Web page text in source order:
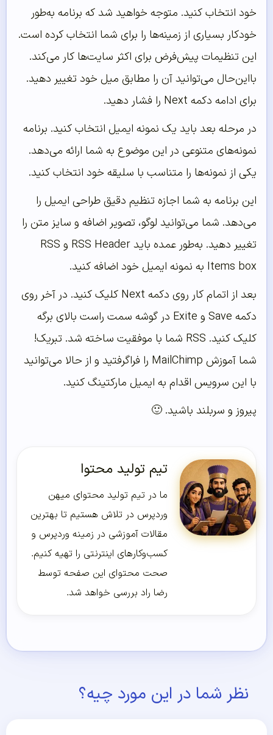
خود انتخاب کنید. متوجه خواهید شد که برنامه به‌طور
خودکار بسیاری از زمینه‌ها را برای شما انتخاب کرده است.
این تنظیمات پیش‌فرض برای اکثر سایت‌ها کار می‌کند.
بااین‌حال می‌توانید آن را مطابق میل خود تغییر دهید.
برای ادامه دکمه Next را فشار دهید.
در مرحله بعد باید یک نمونه ایمیل انتخاب کنید. برنامه
نمونه‌های متنوعی در این موضوع به شما ارائه می‌دهد.
یکی از نمونه‌ها را متناسب با سلیقه خود انتخاب کنید.
این برنامه به شما اجازه تنظیم دقیق طراحی ایمیل را
می‌دهد. شما می‌توانید لوگو، تصویر اضافه و سایز متن را
تغییر دهید. به‌طور عمده باید RSS Header و RSS
Items box به نمونه ایمیل خود اضافه کنید.
بعد از اتمام کار روی دکمه Next کلیک کنید. در آخر روی
دکمه Save و Exite در گوشه سمت راست بالای برگه
کلیک کنید. RSS شما با موفقیت ساخته شد. تبریک!
شما آموزش MailChimp را فراگرفتید و از حالا می‌توانید
با این سرویس اقدام به ایمیل مارکتینگ کنید.
پیروز و سربلند باشید. 🙂
تیم تولید محتوا
ما در تیم تولید محتوای میهن
وردپرس در تلاش هستیم تا بهترین
مقالات آموزشی در زمینه وردپرس و
کسب‌و‌کارهای اینترنتی را تهیه کنیم.
صحت محتوای این صفحه توسط
رضا راد بررسی خواهد شد.
نظر شما در این مورد چیه؟